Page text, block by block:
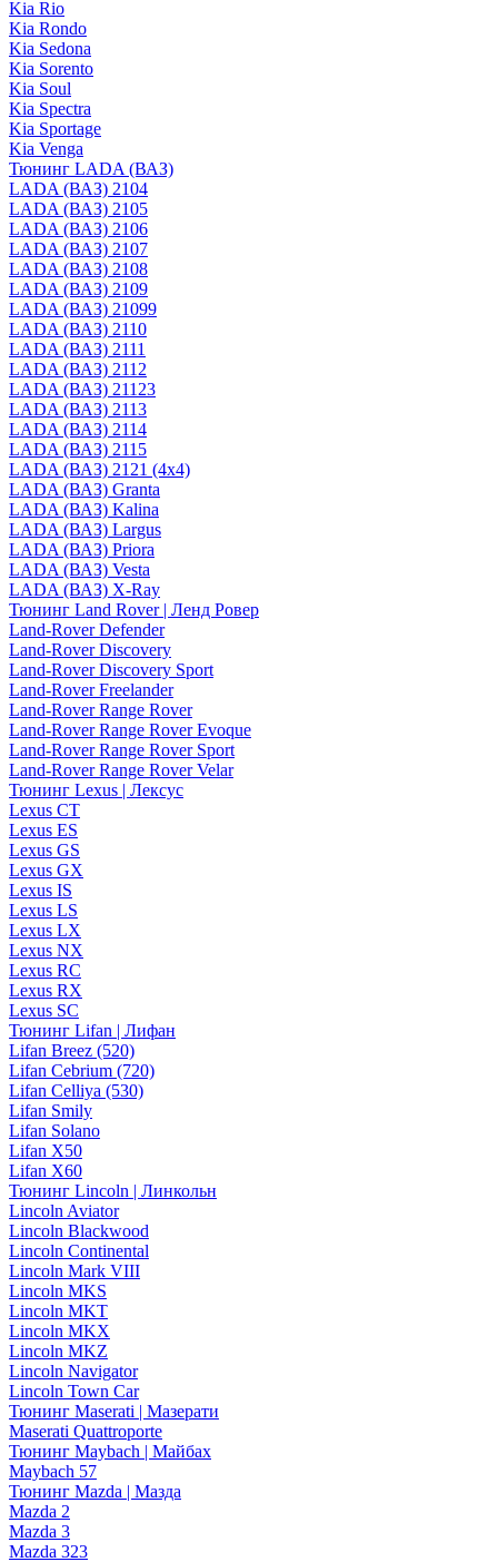
Kia Rio
Kia Rondo
Kia Sedona
Kia Sorento
Kia Soul
Kia Spectra
Kia Sportage
Kia Venga
Тюнинг LADA (ВАЗ)
LADA (ВАЗ) 2104
LADA (ВАЗ) 2105
LADA (ВАЗ) 2106
LADA (ВАЗ) 2107
LADA (ВАЗ) 2108
LADA (ВАЗ) 2109
LADA (ВАЗ) 21099
LADA (ВАЗ) 2110
LADA (ВАЗ) 2111
LADA (ВАЗ) 2112
LADA (ВАЗ) 21123
LADA (ВАЗ) 2113
LADA (ВАЗ) 2114
LADA (ВАЗ) 2115
LADA (ВАЗ) 2121 (4x4)
LADA (ВАЗ) Granta
LADA (ВАЗ) Kalina
LADA (ВАЗ) Largus
LADA (ВАЗ) Priora
LADA (ВАЗ) Vesta
LADA (ВАЗ) X-Ray
Тюнинг Land Rover | Ленд Ровер
Land-Rover Defender
Land-Rover Discovery
Land-Rover Discovery Sport
Land-Rover Freelander
Land-Rover Range Rover
Land-Rover Range Rover Evoque
Land-Rover Range Rover Sport
Land-Rover Range Rover Velar
Тюнинг Lexus | Лексус
Lexus CT
Lexus ES
Lexus GS
Lexus GX
Lexus IS
Lexus LS
Lexus LX
Lexus NX
Lexus RC
Lexus RX
Lexus SC
Тюнинг Lifan | Лифан
Lifan Breez (520)
Lifan Cebrium (720)
Lifan Celliya (530)
Lifan Smily
Lifan Solano
Lifan X50
Lifan X60
Тюнинг Lincoln | Линкольн
Lincoln Aviator
Lincoln Blackwood
Lincoln Continental
Lincoln Mark VIII
Lincoln MKS
Lincoln MKT
Lincoln MKX
Lincoln MKZ
Lincoln Navigator
Lincoln Town Car
Тюнинг Maserati | Мазерати
Maserati Quattroporte
Тюнинг Maybach | Майбах
Maybach 57
Тюнинг Mazda | Мазда
Mazda 2
Mazda 3
Mazda 323